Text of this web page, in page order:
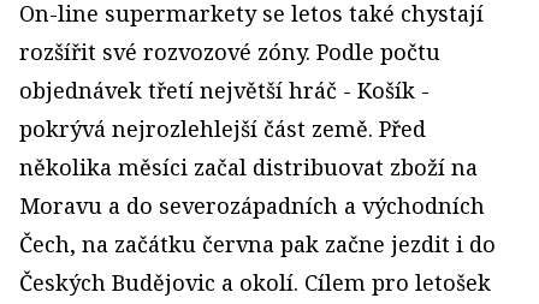
On-line supermarkety se letos také chystají
rozšířit své rozvozové zóny. Podle počtu
objednávek třetí největší hráč - Košík -
pokrývá nejrozlehlejší část země. Před
několika měsíci začal distribuovat zboží na
Moravu a do severozápadních a východních
Čech, na začátku června pak začne jezdit i do
Českých Budějovic a okolí. Cílem pro letošek